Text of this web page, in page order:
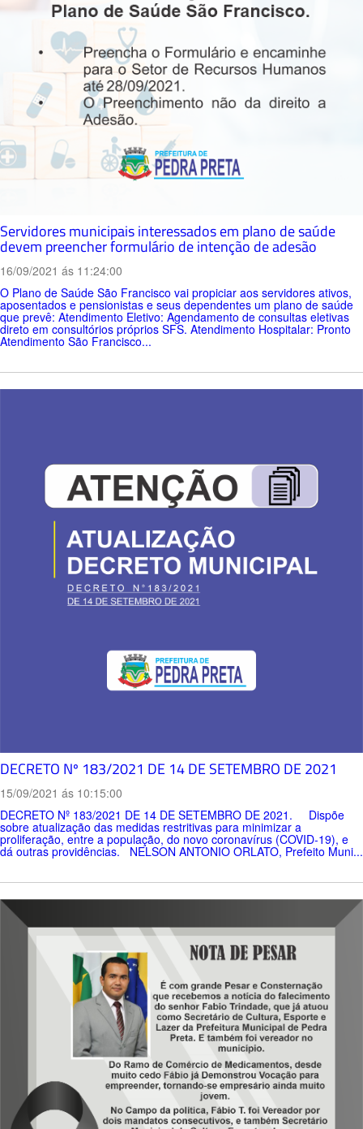
Servidores municipais interessados em plano de saúde
devem preencher formulário de intenção de adesão
16/09/2021 ás 11:24:00
O Plano de Saúde São Francisco vai propiciar aos servidores ativos,
aposentados e pensionistas e seus dependentes um plano de saúde
que prevê: Atendimento Eletivo: Agendamento de consultas eletivas
direto em consultórios próprios SFS. Atendimento Hospitalar: Pronto
Atendimento São Francisco...
DECRETO Nº 183/2021 DE 14 DE SETEMBRO DE 2021
15/09/2021 ás 10:15:00
DECRETO Nº 183/2021 DE 14 DE SETEMBRO DE 2021. Dispõe
sobre atualização das medidas restritivas para minimizar a
proliferação, entre a população, do novo coronavírus (COVID-19), e
dá outras providências. NELSON ANTONIO ORLATO, Prefeito Muni...